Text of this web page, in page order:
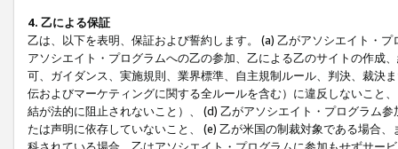
4. 乙による保証
乙は、以下を表明、保証および誓約します。 (a) 乙がアソシエイト・
アソシエイト・プログラムへの乙の参加、乙による乙のサイトの作成
可、ガイダンス、実施規則、業界標準、自主規制ルール、判決、裁決
伝およびマーケティングに関する全ルールを含む）に違反しないこと
結が法的に阻止されないこと）、 (d) 乙がアソシエイト・プログラム
たは声明に依存していないこと、 (e) 乙が米国の制裁対象である場合